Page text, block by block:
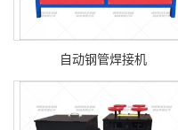
自动钢管焊接机